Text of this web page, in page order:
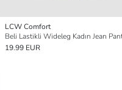
LCW Comfort
Beli Lastikli Wideleg Kadın Jean
19.99 EUR